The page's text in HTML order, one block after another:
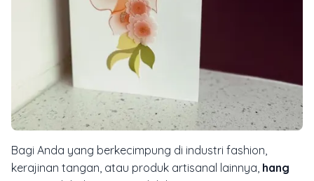
Bagi Anda yang berkecimpung di industri fashion,
kerajinan tangan, atau produk artisanal lainnya, hang